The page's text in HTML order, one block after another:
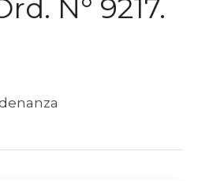
N° 9217.